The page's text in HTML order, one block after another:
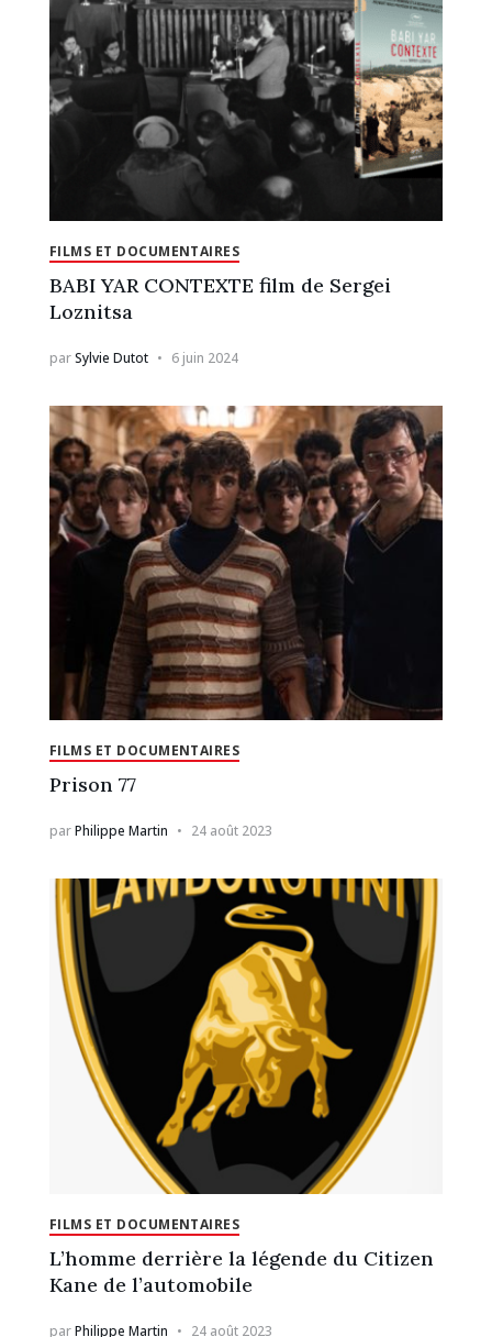
FILMS ET DOCUMENTAIRES
BABI YAR CONTEXTE film de Sergei
Loznitsa
parSylvie Dutot 6 juin 2024
FILMS ET DOCUMENTAIRES
Prison 77
parPhilippe Martin 24 août 2023
FILMS ET DOCUMENTAIRES
L’homme derrière la légende du Citizen
Kane de l’automobile
parPhilippe Martin 24 août 2023